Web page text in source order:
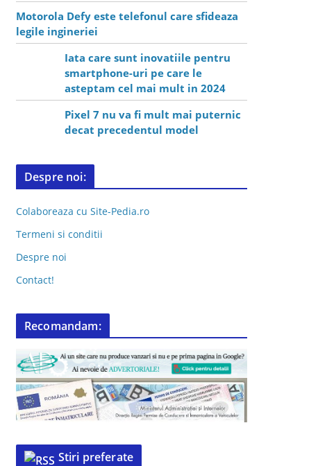
Motorola Defy este telefonul care sfideaza
legile ingineriei
Iata care sunt inovatiile pentru
smartphone-uri pe care le
asteptam cel mai mult in 2024
Pixel 7 nu va fi mult mai puternic
decat precedentul model
Despre noi:
Colaboreaza cu Site-Pedia.ro
Termeni si conditii
Despre noi
Contact!
Recomandam:
Stiri preferate